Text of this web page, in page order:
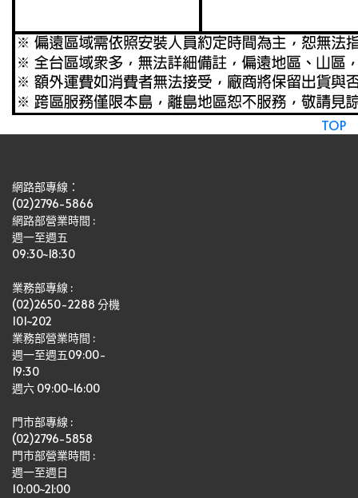
TOP
網路部專線：
(02)2796-5866
網路部營業時間 :
週一至週五
09:30~18:30
業務部專線 :
(02)2650-2288 分機
101~202
業務部營業時間 :
週一至週五09:00-
19:30
週六 09:00~16:00
門市部專線 :
(02)2796-5858
門市部營業時間 :
週一至週日
10:00~21:00